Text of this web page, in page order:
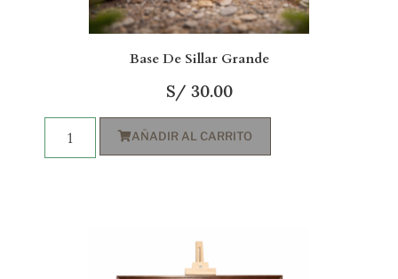
Base De Sillar Grande
S/ 30.00
AÑADIR AL CARRITO